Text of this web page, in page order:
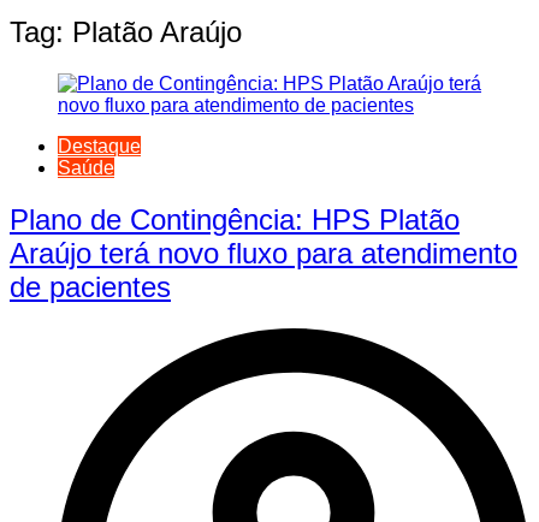
Tag: Platão Araújo
Destaque
Saúde
Plano de Contingência: HPS Platão
Araújo terá novo fluxo para atendimento
de pacientes